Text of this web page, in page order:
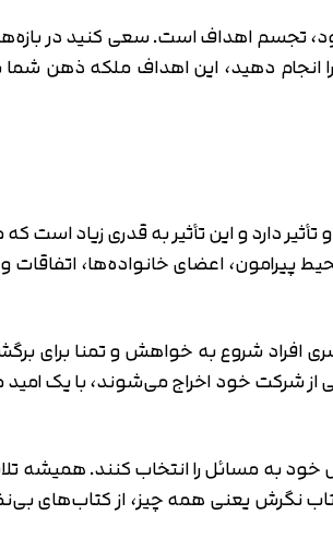
تجسم اهداف است. سعی کنید در
دهید، این اهداف ملکه ذهن
دارد و این تأثیر به قدری زیاد
اعضای خانواده‌ها،
شروع به خواهش و تمنا برای
خود اخراج می‌شوند، با یک امید
به مسائل را انتخاب کنند. همیشه
نگرش یعنی همه چیز، از کتاب‌های